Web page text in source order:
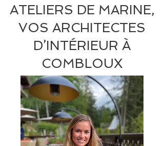
ATELIERS DE MARINE,
VOS ARCHITECTES
D’INTÉRIEUR À
COMBLOUX